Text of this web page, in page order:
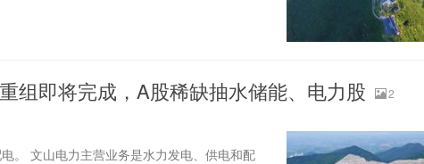
组即将完成，A股稀缺抽水储能、电力股
2
。 文山电力主营业务是水力发电、供电和配